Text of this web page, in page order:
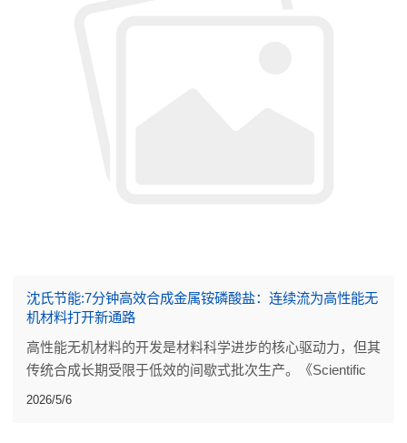
沈氏节能:7分钟高效合成金属铵磷酸盐：连续流为高性能无
机材料打开新通路
高性能无机材料的开发是材料科学进步的核心驱动力，但其
传统合成长期受限于低效的间歇式批次生产。《Scientific
Reports》发表的一项研究，为这类材料的制备带来了突破
2026/5/6